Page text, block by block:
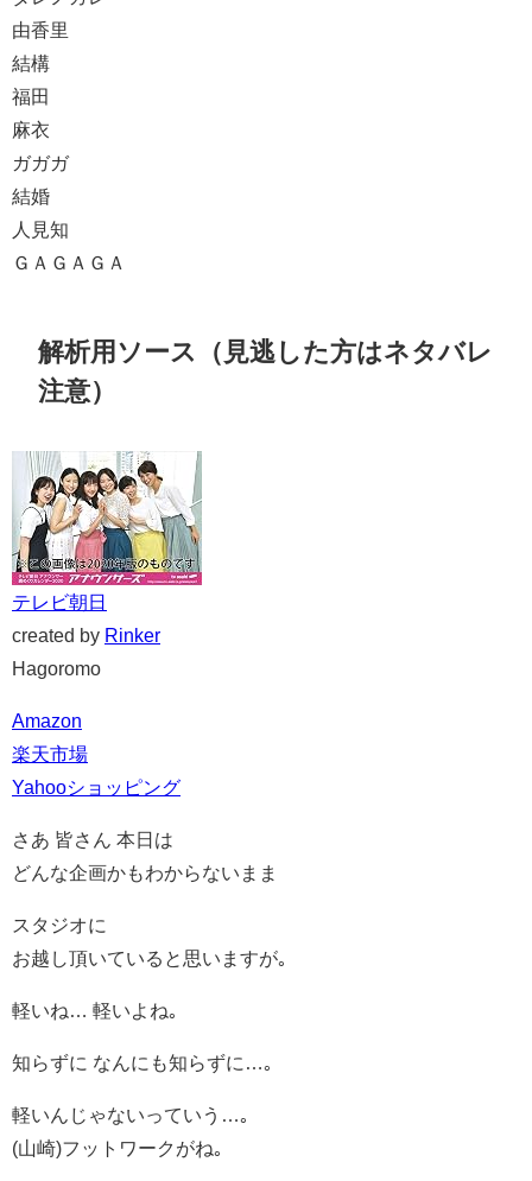
由香里
結構
福田
麻衣
ガガガ
結婚
人見知
ＧＡＧＡＧＡ
解析用ソース（見逃した方はネタバレ
注意）
テレビ朝日
created by Rinker
Hagoromo
Amazon
楽天市場
Yahooショッピング
さあ 皆さん 本日は
どんな企画かもわからないまま
スタジオに
お越し頂いていると思いますが｡
軽いね… 軽いよね｡
知らずに なんにも知らずに…｡
軽いんじゃないっていう…｡
(山崎)フットワークがね｡